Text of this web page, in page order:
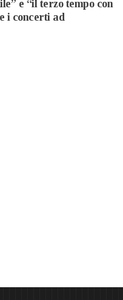
e “il terzo tempo con
i concerti ad